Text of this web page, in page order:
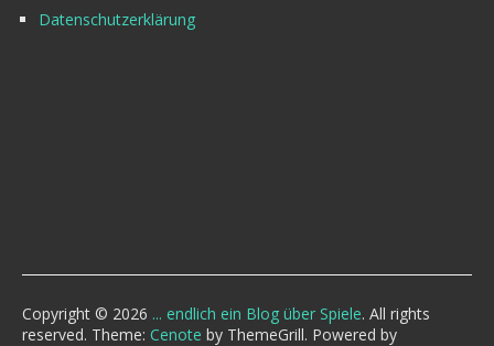
Datenschutzerklärung
Copyright © 2026 ... endlich ein Blog über Spiele. All rights
reserved. Theme: Cenote by ThemeGrill. Powered by